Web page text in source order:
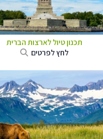
תכנון טיול לארצות הברית
לחץ לפרטים